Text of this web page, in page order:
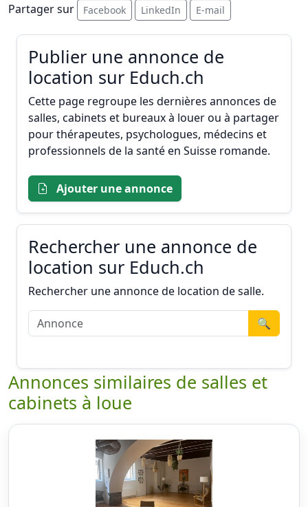
Partager sur Facebook LinkedIn E-mail
Publier une annonce de
location sur Educh.ch
Cette page regroupe les dernières annonces de
salles, cabinets et bureaux à louer ou à partager
pour thérapeutes, psychologues, médecins et
professionnels de la santé en Suisse romande.
Ajouter une annonce
Rechercher une annonce de
location sur Educh.ch
Rechercher une annonce de location de salle.
🔍
Annonces similaires de salles et
cabinets à loue